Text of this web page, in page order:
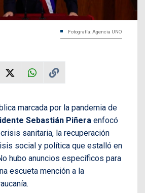
Fotografía: Agencia UNO
marcada por la pandemia de
Sebastián Piñera enfocó
sanitaria, la recuperación
social y política que estalló en
hubo anuncios específicos para
escueta mención a la